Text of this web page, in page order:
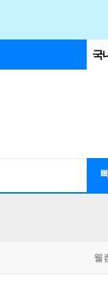
국
웰